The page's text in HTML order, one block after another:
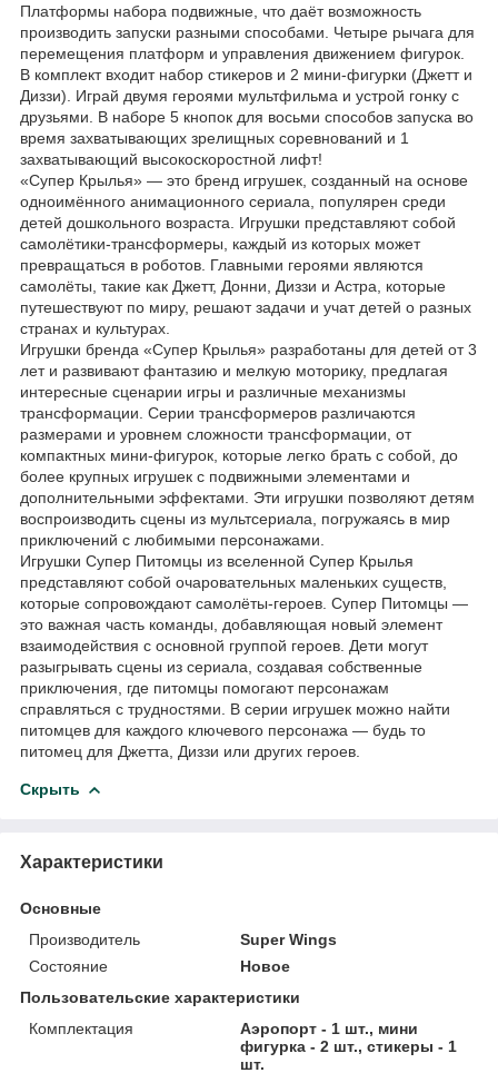
Платформы набора подвижные, что даёт возможность
производить запуски разными способами. Четыре рычага для
перемещения платформ и управления движением фигурок.
В комплект входит набор стикеров и 2 мини-фигурки (Джетт и
Диззи). Играй двумя героями мультфильма и устрой гонку с
друзьями. В наборе 5 кнопок для восьми способов запуска во
время захватывающих зрелищных соревнований и 1
захватывающий высокоскоростной лифт!
«Супер Крылья» — это бренд игрушек, созданный на основе
одноимённого анимационного сериала, популярен среди
детей дошкольного возраста. Игрушки представляют собой
самолётики-трансформеры, каждый из которых может
превращаться в роботов. Главными героями являются
самолёты, такие как Джетт, Донни, Диззи и Астра, которые
путешествуют по миру, решают задачи и учат детей о разных
странах и культурах.
Игрушки бренда «Супер Крылья» разработаны для детей от 3
лет и развивают фантазию и мелкую моторику, предлагая
интересные сценарии игры и различные механизмы
трансформации. Серии трансформеров различаются
размерами и уровнем сложности трансформации, от
компактных мини-фигурок, которые легко брать с собой, до
более крупных игрушек с подвижными элементами и
дополнительными эффектами. Эти игрушки позволяют детям
воспроизводить сцены из мультсериала, погружаясь в мир
приключений с любимыми персонажами.
Игрушки Супер Питомцы из вселенной Супер Крылья
представляют собой очаровательных маленьких существ,
которые сопровождают самолёты-героев. Супер Питомцы —
это важная часть команды, добавляющая новый элемент
взаимодействия с основной группой героев. Дети могут
разыгрывать сцены из сериала, создавая собственные
приключения, где питомцы помогают персонажам
справляться с трудностями. В серии игрушек можно найти
питомцев для каждого ключевого персонажа — будь то
питомец для Джетта, Диззи или других героев.
Скрыть
Характеристики
Основные
Производитель
Super Wings
Состояние
Новое
Пользовательские характеристики
Комплектация
Аэропорт - 1 шт., мини
фигурка - 2 шт., стикеры - 1
шт.